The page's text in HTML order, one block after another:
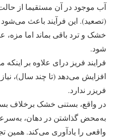
آب موجود در آن مستقیما از
(تصعید). این فرآیند باعث
خشک و ترد باقی بماند اما
شود.
فرایند فریز درای علاوه بر
افزایش می‌دهد (تا چند سال)،
فریزر ندارد.
در واقع، بستنی خشک برخلاف
به‌محض گذاشتن در دهان،
واقعی را یادآوری می‌کند. همین